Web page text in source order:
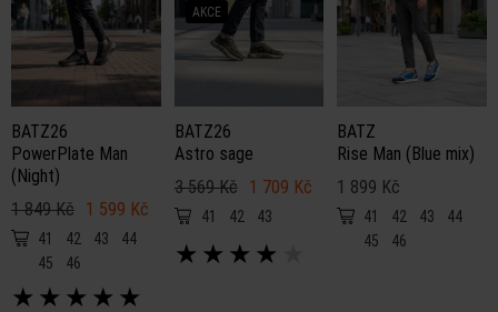
BATZ26
PowerPlate Man
(Night)
1 849 Kč 1 599 Kč
41 42 43
44
45
46
★ ★ ★ ★ ★
AKCE
BATZ26
Astro sage
3 569 Kč 1 709 Kč
41 42 43
★ ★ ★ ★
BATZ
Rise Man (Blue mix)
1 899 Kč
41 42 43
44
45
46